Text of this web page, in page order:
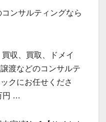
ンサルティングなら
収、買取、ドメイ
渡などのコンサルテ
クにお任せくださ
円 …